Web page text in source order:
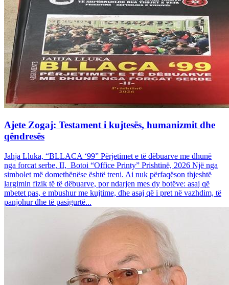
Ajete Zogaj: Testament i kujtesës, humanizmit dhe
qëndresës
Jahja Lluka, “BLLACA ‘99” Përjetimet e të dëbuarve me dhunë
nga forcat serbe, II, Botoi “Office Printy” Prishtinë, 2026 Një nga
simbolet më domethënëse është treni. Ai nuk përfaqëson thjeshtë
largimin fizik të të dëbuarve, por ndarjen mes dy botëve: asaj që
mbetet pas, e mbushur me kujtime, dhe asaj që i pret në vazhdim, të
panjohur dhe të pasigurtë...